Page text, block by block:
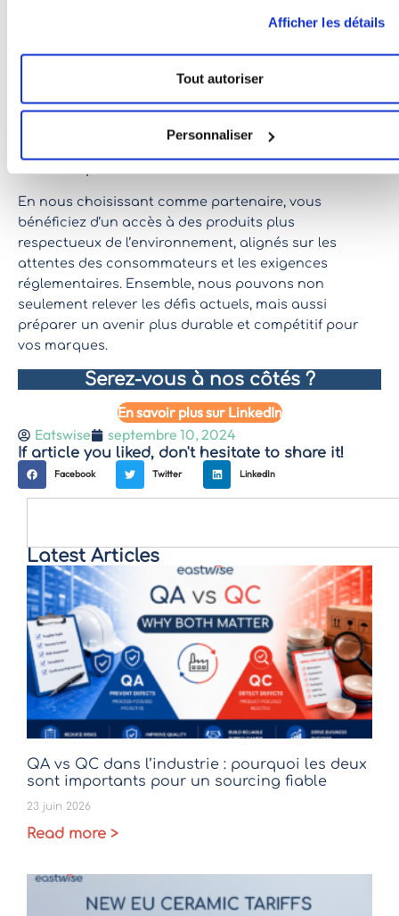
Afficher les détails
Tout autoriser
Personnaliser
répondre aux attentes des clients et aux défis
accompagner nos clients dans cette transition vers
des solutions plus durables.C’est une démarche
collective où chaque membre de notre équipe joue un
En nous choisissant comme partenaire, vous
bénéficiez d’un accès à des produits plus
respectueux de l’environnement, alignés sur les
attentes des consommateurs et les exigences
réglementaires. Ensemble, nous pouvons non
seulement relever les défis actuels, mais aussi
préparer un avenir plus durable et compétitif pour
vos marques.
Serez-vous à nos côtés ?
En savoir plus sur LinkedIn
Eatswise
septembre 10, 2024
If article you liked, don't hesitate to share it!
Facebook Twitter LinkedIn
Latest Articles
QA vs QC dans l’industrie : pourquoi les deux
sont importants pour un sourcing fiable
23 juin 2026
Read more >